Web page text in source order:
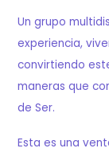
Un grupo
experiencia,
convirtiendo
maneras que
de Ser.
Esta es una